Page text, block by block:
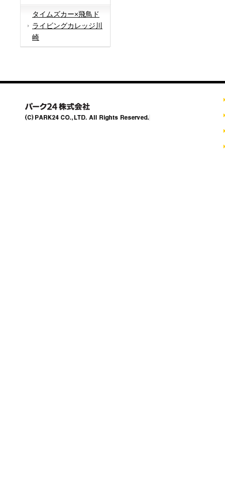
タイムズカー×飛鳥ド
ライビングカレッジ川
崎